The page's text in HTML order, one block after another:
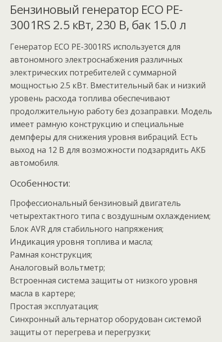
Бензиновый генератор ECO PE-
3001RS 2.5 кВт, 230 В, бак 15.0 л
Генератор ECO PE-3001RS используется для
автономного электроснабжения различных
электрических потребителей с суммарной
мощностью 2.5 кВт. Вместительный бак и низкий
уровень расхода топлива обеспечивают
продолжительную работу без дозаправки. Модель
имеет рамную конструкцию и специальные
демпферы для снижения уровня вибраций. Есть
выход на 12 В для возможности подзарядить АКБ
автомобиля.
Особенности:
Профессиональный бензиновый двигатель
четырехтактного типа с воздушным охлаждением;
Блок AVR для стабильного напряжения;
Индикация уровня топлива и масла;
Рамная конструкция;
Аналоговый вольтметр;
Встроенная система защиты от низкого уровня
масла в картере;
Простая эксплуатация;
Синхронный альтернатор оборудован системой
защиты от перегрева и перегрузки;